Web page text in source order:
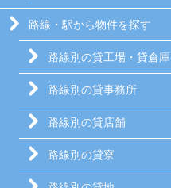
路線・駅から物件を探す
路線別の貸工場・貸倉庫
路線別の貸事務所
路線別の貸店舗
路線別の貸寮